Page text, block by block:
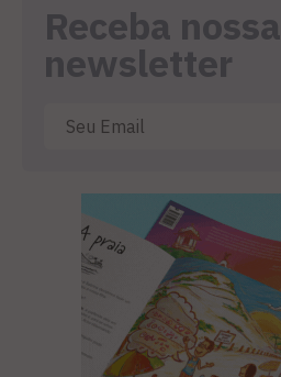
Receba nossa
newsletter